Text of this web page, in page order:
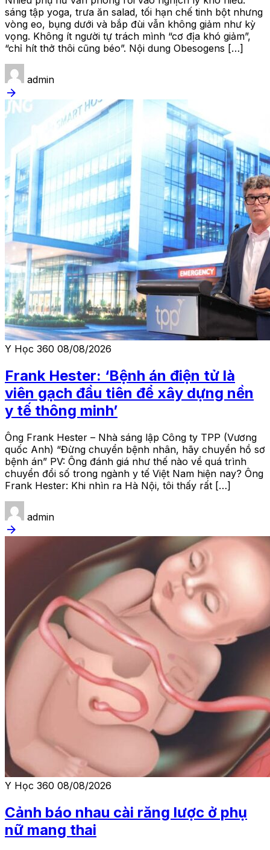
sáng tập yoga, trưa ăn salad, tối hạn chế tinh bột nhưng
vòng eo, bụng dưới và bắp đùi vẫn không giảm như kỳ
vọng. Không ít người tự trách mình “cơ địa khó giảm”,
“chỉ hít thở thôi cũng béo”. Nội dung Obesogens […]
admin
arrow_forward
Y Học 360 08/08/2026
Frank Hester: ‘Bệnh án điện tử là
viên gạch đầu tiên để xây dựng nền
y tế thông minh’
Ông Frank Hester – Nhà sáng lập Công ty TPP (Vương
quốc Anh) “Đừng chuyển bệnh nhân, hãy chuyển hồ sơ
bệnh án” PV: Ông đánh giá như thế nào về quá trình
chuyển đổi số trong ngành y tế Việt Nam hiện nay? Ông
Frank Hester: Khi nhìn ra Hà Nội, tôi thấy rất […]
admin
arrow_forward
Y Học 360 08/08/2026
Cảnh báo nhau cài răng lược ở phụ
nữ mang thai